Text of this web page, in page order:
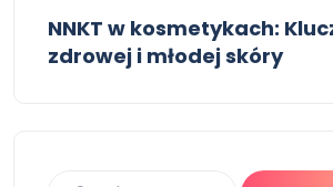
NNKT w kosmetykach:
zdrowej i młodej skóry